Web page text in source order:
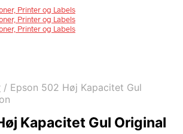
/ Epson 502 Høj Kapacitet Gul
Kapacitet Gul Original